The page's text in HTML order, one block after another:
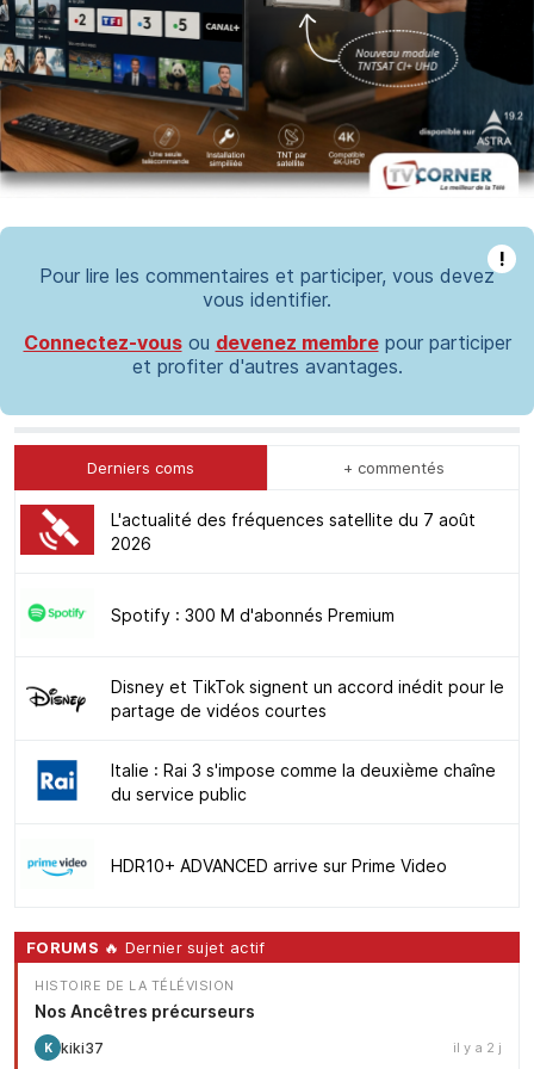
!
Pour lire les commentaires et participer, vous devez
vous identifier.
Connectez-vousou devenez membrepour participer
et profiter d'autres avantages.
Derniers coms + commentés
L'actualité des fréquences satellite du 7 août
2026
Spotify : 300 M d'abonnés Premium
Disney et TikTok signent un accord inédit pour le
partage de vidéos courtes
Italie : Rai 3 s'impose comme la deuxième chaîne
du service public
HDR10+ ADVANCED arrive sur Prime Video
FORUMS 🔥 Dernier sujet actif
HISTOIRE DE LA TÉLÉVISION
Nos Ancêtres précurseurs
K kiki37 il y a 2 j